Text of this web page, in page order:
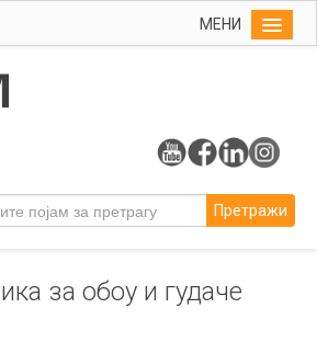
МЕНИ
Претражи
за обоу и гудаче